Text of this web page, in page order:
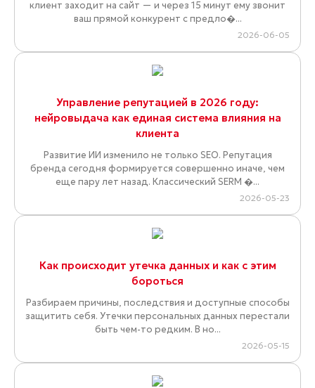
клиент заходит на сайт — и через 15 минут ему звонит
ваш прямой конкурент с предло�...
2026-06-05
Управление репутацией в 2026 году:
нейровыдача как единая система влияния на
клиента
Развитие ИИ изменило не только SEO. Репутация
бренда сегодня формируется совершенно иначе, чем
еще пару лет назад. Классический SERM �...
2026-05-23
Как происходит утечка данных и как с этим
бороться
Разбираем причины, последствия и доступные способы
защитить себя. Утечки персональных данных перестали
быть чем-то редким. В но...
2026-05-15